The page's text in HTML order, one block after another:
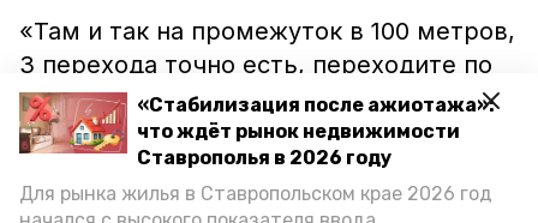
«Стабилизация после ажиотажа»:
что ждёт рынок недвижимости
Ставрополья в 2026 году
Для рынка жилья в Ставропольском крае 2026 год
«Там и так на промежуток в 100 метров,
3 перехода точно есть, переходите по
другой, если там боитесь», – пишет
один из комментаторов.
Ранее пятигорчанепожаловалисьна